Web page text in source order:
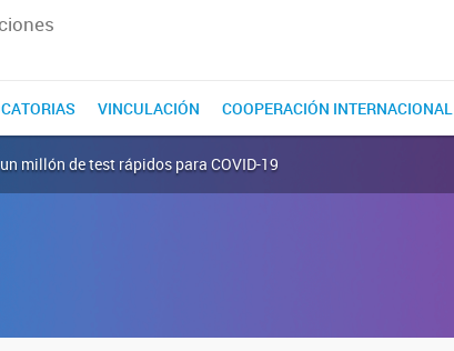
VINCULACIÓN COOPERACIÓN INTERNACIONAL
millón de test rápidos para COVID-19